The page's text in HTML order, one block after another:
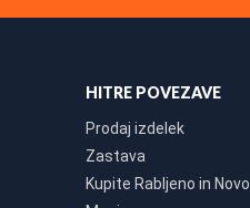
HITRE POVEZAVE
Prodaj izdelek
Zastava
Kupite Rabljeno in Novo